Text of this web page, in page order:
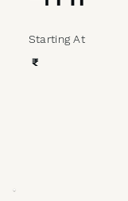
Starting At
₹